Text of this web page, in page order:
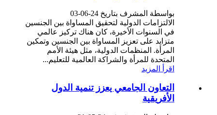
بواسطة المشرف بتاريخ 24-06-03
الالتزامات الدولية لتحقيق المساواة بين الجنسين
في السنوات الأخيرة، كان هناك تركيز عالمي
متزايد على تعزيز المساواة بين الجنسين وتمكين
المرأة. المنظمات الدولية، مثل هيئة الأمم
المتحدة للمرأة والشراكة العالمية للتعليم...
اقرأ المزيد
التعاون الجامعي يعزز تنمية الدول
الأفريقية